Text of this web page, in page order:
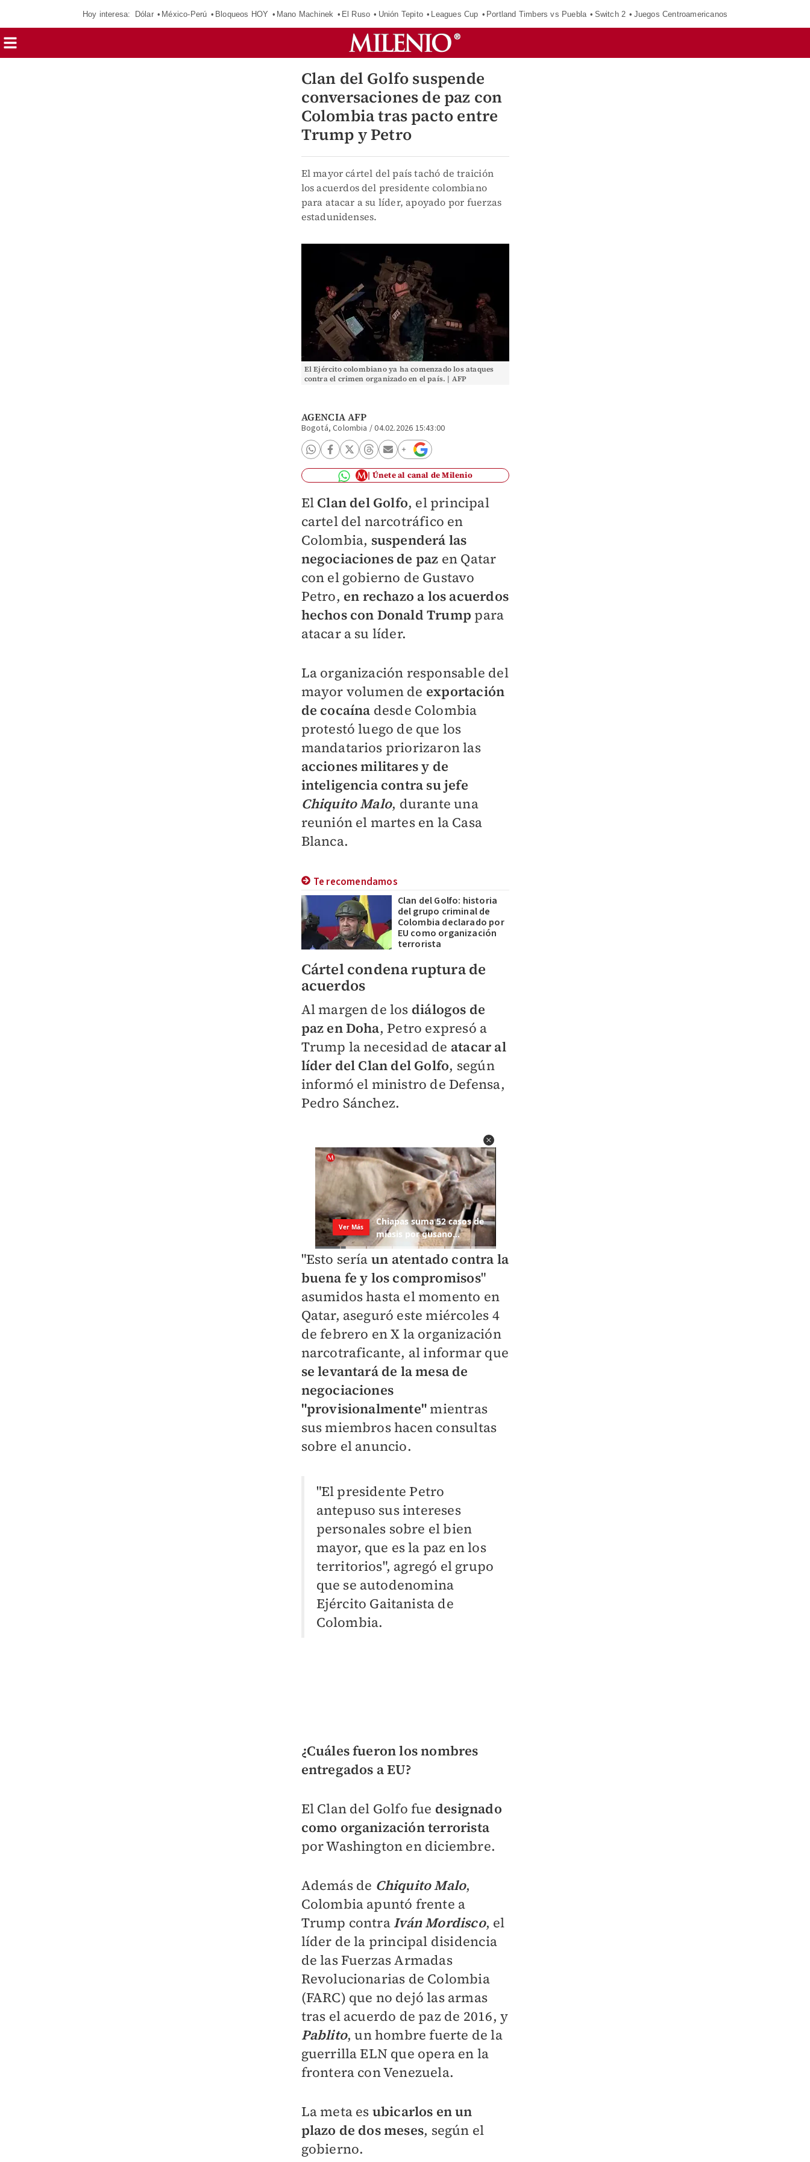
Hoy interesa: Dólar México-Perú Bloqueos HOY Mano Machinek El Ruso Unión Tepito Leagues Cup Portland Timbers vs Puebla Switch 2 Juegos Centroamericanos
Clan del Golfo suspende
conversaciones de paz con
Colombia tras pacto entre
Trump y Petro
El mayor cártel del país tachó de traición
los acuerdos del presidente colombiano
para atacar a su líder, apoyado por fuerzas
estadunidenses.
El Ejército colombiano ya ha comenzado los ataques
contra el crimen organizado en el país. | AFP
AGENCIA AFP
Bogotá, Colombia /04.02.2026 15:43:00
Únete al canal de Milenio
El Clan del Golfo, el principal
cartel del narcotráfico en
Colombia, suspenderá las
negociaciones de paz en Qatar
con el gobierno de Gustavo
Petro, en rechazo a los acuerdos
hechos con Donald Trump para
atacar a su líder.
La organización responsable del
mayor volumen de exportación
de cocaína desde Colombia
protestó luego de que los
mandatarios priorizaron las
acciones militares y de
inteligencia contra su jefe
Chiquito Malo, durante una
reunión el martes en la Casa
Blanca.
Te recomendamos
Clan del Golfo: historia
del grupo criminal de
Colombia declarado por
EU como organización
terrorista
Cártel condena ruptura de
acuerdos
Al margen de los diálogos de
paz en Doha, Petro expresó a
Trump la necesidad de atacar al
líder del Clan del Golfo, según
informó el ministro de Defensa,
Pedro Sánchez.
"Esto sería un atentado contra la
buena fe y los compromisos"
asumidos hasta el momento en
Qatar, aseguró este miércoles 4
de febrero en X la organización
narcotraficante, al informar que
se levantará de la mesa de
negociaciones
"provisionalmente"mientras
sus miembros hacen consultas
sobre el anuncio.
"El presidente Petro
antepuso sus intereses
personales sobre el bien
mayor, que es la paz en los
territorios", agregó el grupo
que se autodenomina
Ejército Gaitanista de
Colombia.
¿Cuáles fueron los nombres
entregados a EU?
El Clan del Golfo fue designado
como organización terrorista
por Washington en diciembre.
Además de Chiquito Malo,
Colombia apuntó frente a
Trump contra Iván Mordisco, el
líder de la principal disidencia
de las Fuerzas Armadas
Revolucionarias de Colombia
(FARC) que no dejó las armas
tras el acuerdo de paz de 2016, y
Pablito, un hombre fuerte de la
guerrilla ELN que opera en la
frontera con Venezuela.
La meta es ubicarlos en un
plazo de dos meses, según el
gobierno.